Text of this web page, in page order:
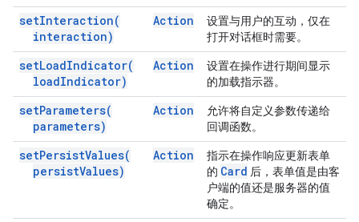
setInteraction(
interaction)
Action
设置与用户的互动，仅在
打开对话框时需要。
setLoadIndicator(
loadIndicator)
Action
设置在操作进行期间显示
的加载指示器。
setParameters(
parameters)
Action
允许将自定义参数传递给
回调函数。
setPersistValues(
persistValues)
Action
指示在操作响应更新表单
的 Card 后，表单值是由客
户端的值还是服务器的值
确定。